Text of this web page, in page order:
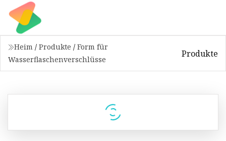
Heim / Produkte / Form für
Wasserflaschenverschlüsse
Produkte